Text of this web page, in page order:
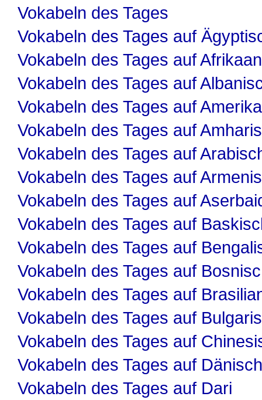
Vokabeln des Tages
Vokabeln des Tages auf
Vokabeln des Tages auf
Vokabeln des Tages auf
Vokabeln des Tages auf
Vokabeln des Tages auf
Vokabeln des Tages auf
Vokabeln des Tages auf
Vokabeln des Tages auf
Vokabeln des Tages auf
Vokabeln des Tages auf
Vokabeln des Tages auf
Vokabeln des Tages auf
Vokabeln des Tages auf
Vokabeln des Tages auf
Vokabeln des Tages auf Dänisch
Vokabeln des Tages auf Dari